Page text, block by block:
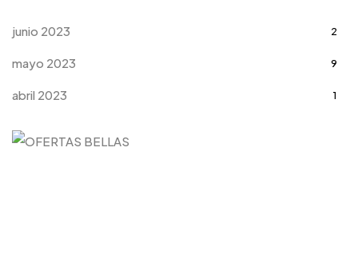
junio 2023 2
mayo 2023 9
abril 2023 1